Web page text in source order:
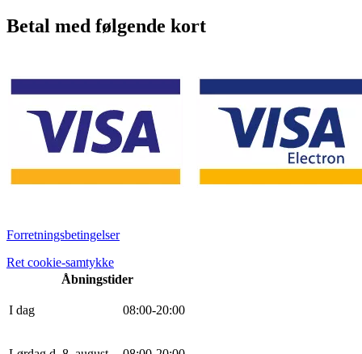
Betal med følgende kort
Forretningsbetingelser
Ret cookie-samtykke
Åbningstider
I dag 08:00-20:00